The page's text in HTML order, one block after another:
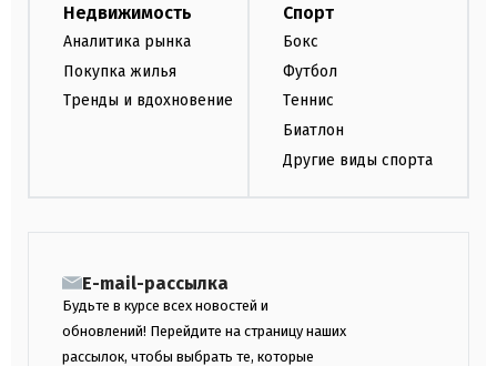
Недвижимость
Аналитика рынка
Покупка жилья
Тренды и вдохновение
Спорт
Бокс
Футбол
Теннис
Биатлон
Другие виды спорта
E-mail-рассылка
Будьте в курсе всех новостей и
обновлений! Перейдите на страницу наших
рассылок, чтобы выбрать те, которые